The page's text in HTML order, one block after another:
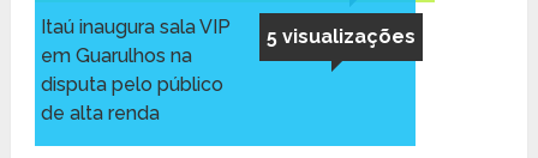
5 visualizações
Itaú inaugura sala VIP
em Guarulhos na
disputa pelo público
de alta renda